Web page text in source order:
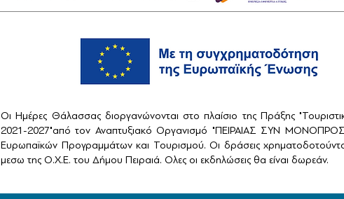
Οι Ημέρες Θάλασσας διοργανώνονται στο πλαίσιο της Πράξης
2021-2027"από τον Αναπτυξιακό Οργανισμό "ΠΕΙΡΑΙΑΣ ΣΥΝ
Ευρωπαϊκών Προγραμμάτων και Τουρισμού. Οι δράσεις
μεσω της Ο.Χ.Ε. του Δήμου Πειραιά. Ολες οι εκδηλώσεις θα είναι δωρεάν.